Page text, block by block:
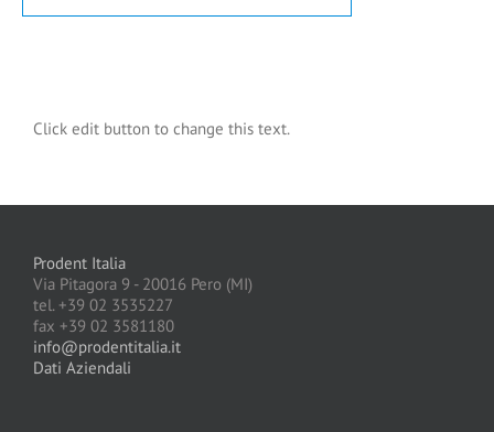
Click edit button to change this text.
Prodent Italia
Via Pitagora 9 - 20016 Pero (MI)
tel. +39 02 3535227
fax +39 02 3581180
info@prodentitalia.it
Dati Aziendali